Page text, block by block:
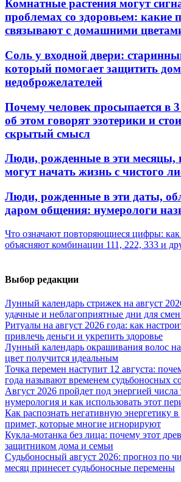
Комнатные растения могут
проблемах со здоровьем: какие
связывают с домашними
Соль у входной двери:
который помогает защитить
недоброжелателей
Почему человек просыпается в
об этом говорят эзотерики и
скрытый смысл
Люди, рожденные в эти месяцы,
могут начать жизнь с чистого
Люди, рожденные в эти даты,
даром общения: нумерологи
Что означают повторяющиеся цифры:
объясняют комбинации 111, 222, 333 и
Выбор редакции
Лунный календарь стрижек на август
удачные и неблагоприятные дни для
Ритуалы на август 2026 года: как
привлечь деньги и укрепить здоровье
Лунный календарь окрашивания волос на
цвет получится идеальным
Точка перемен наступит 12 августа:
года называют временем судьбоносных
Август 2026 пройдет под энергией числа
нумерология и как использовать этот
Как распознать негативную энергетику
примет, которые многие игнорируют
Кукла-мотанка без лица: почему этот
защитником дома и семьи
Судьбоносный август 2026: прогноз по
месяц принесет судьбоносные перемены